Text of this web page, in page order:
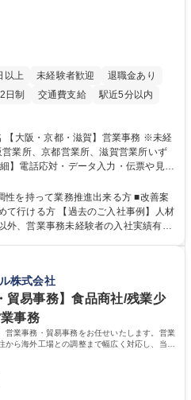
以上 未経験者歓迎
退職金あり
日制 交通費支給
駅近5分以内
】電話応対・データ入力・伝票や見積
業所内で発生する事務業務や業務改
です。業務システムがきちんと構築さ
れることができる環境です。また、
事務 ※未経験可
性を持って業務推進出来る方 ■改善案
て行ける方 【過去のご入社事例】人材
外、営業事務未経験者の入社実績有
能動的なサポート、改善の動きも期
として、チームに貢献し、結果的に
できます。平均19:30の退勤以降の業
ハリのある働き方となります。 学
大 語学力： 資格：
株式会社
貿易事務】食品商社/残業少
事務
営業事務・貿易事務をお任せいたします。営業
ら海外工場との調整まで幅広く対応し、当社